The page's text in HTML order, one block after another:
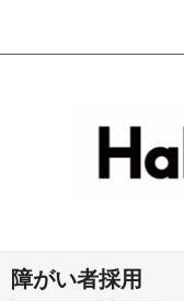
障がい者採用